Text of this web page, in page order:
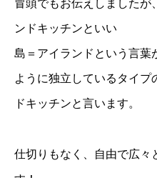
冒頭でもお伝えしましたが
ンドキッチンといい
島＝アイランドという言葉
ように独立しているタイプ
ドキッチンと言います。
仕切りもなく、自由で広々